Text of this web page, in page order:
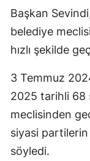
Başkan
belediye
hızlı şekilde
3 Temmuz
2025 tarihli 68
meclisinden
siyasi
söyledi.